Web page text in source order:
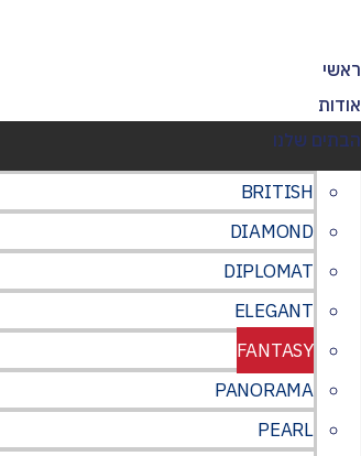
ראשי
אודות
הבתים שלנו
BRITISH
DIAMOND
DIPLOMAT
ELEGANT
FANTASY
PANORAMA
PEARL